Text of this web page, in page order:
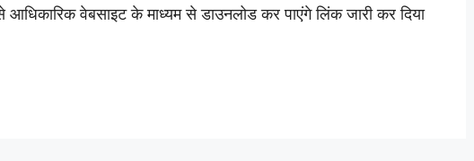
आधिकारिक वेबसाइट के माध्यम से डाउनलोड कर पाएंगे लिंक जारी कर दिया